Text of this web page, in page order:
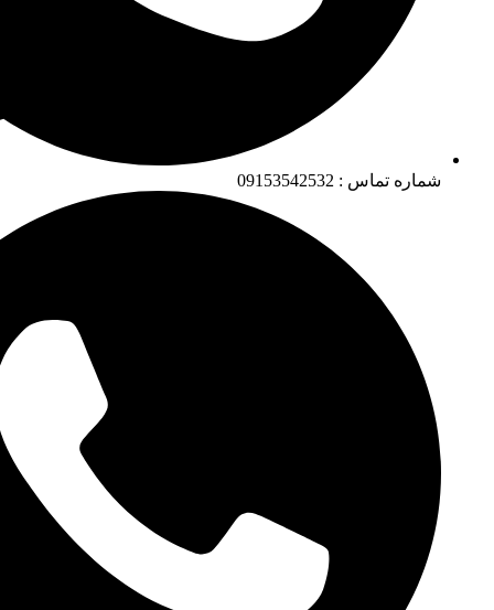
شماره تماس : 09153542532